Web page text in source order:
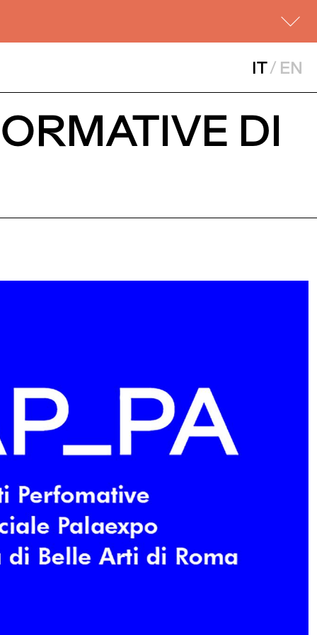
IT/ EN
DI